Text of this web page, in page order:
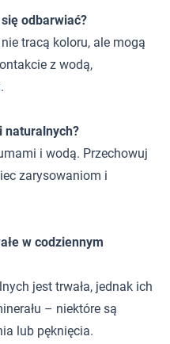
odbarwiać?
tracą koloru, ale mogą
z wodą,
naturalnych?
i wodą. Przechowuj
zarysowaniom i
w codziennym
jest trwała, jednak ich
– niektóre są
lub pęknięcia.